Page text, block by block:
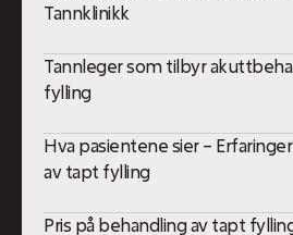
Tannklinikk
Tannleger som tilbyr
fylling
Hva pasientene sier –
av tapt fylling
Pris på behandling av tapt